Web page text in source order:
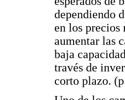
dependiendo
en los precios
aumentar las
baja
través de
corto plazo.